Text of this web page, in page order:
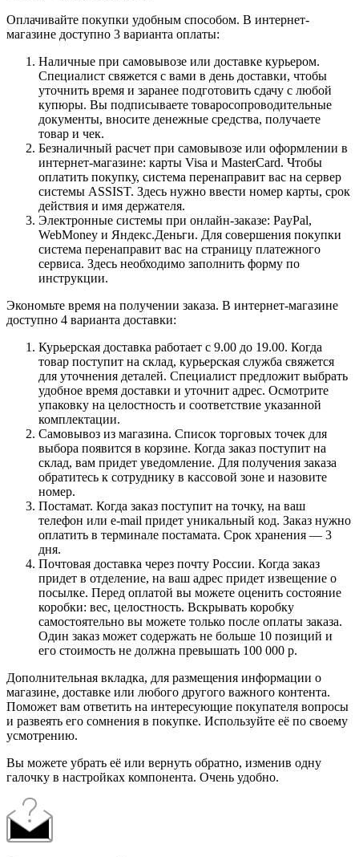
Оплачивайте покупки удобным способом. В интернет-
магазине доступно 3 варианта оплаты:
Наличные при самовывозе или доставке курьером.
Специалист свяжется с вами в день доставки, чтобы
уточнить время и заранее подготовить сдачу с любой
купюры. Вы подписываете товаросопроводительные
документы, вносите денежные средства, получаете
товар и чек.
Безналичный расчет при самовывозе или оформлении в
интернет-магазине: карты Visa и MasterCard. Чтобы
оплатить покупку, система перенаправит вас на сервер
системы ASSIST. Здесь нужно ввести номер карты, срок
действия и имя держателя.
Электронные системы при онлайн-заказе: PayPal,
WebMoney и Яндекс.Деньги. Для совершения покупки
система перенаправит вас на страницу платежного
сервиса. Здесь необходимо заполнить форму по
инструкции.
Экономьте время на получении заказа. В интернет-магазине
доступно 4 варианта доставки:
Курьерская доставка работает с 9.00 до 19.00. Когда
товар поступит на склад, курьерская служба свяжется
для уточнения деталей. Специалист предложит выбрать
удобное время доставки и уточнит адрес. Осмотрите
упаковку на целостность и соответствие указанной
комплектации.
Самовывоз из магазина. Список торговых точек для
выбора появится в корзине. Когда заказ поступит на
склад, вам придет уведомление. Для получения заказа
обратитесь к сотруднику в кассовой зоне и назовите
номер.
Постамат. Когда заказ поступит на точку, на ваш
телефон или e-mail придет уникальный код. Заказ нужно
оплатить в терминале постамата. Срок хранения — 3
дня.
Почтовая доставка через почту России. Когда заказ
придет в отделение, на ваш адрес придет извещение о
посылке. Перед оплатой вы можете оценить состояние
коробки: вес, целостность. Вскрывать коробку
самостоятельно вы можете только после оплаты заказа.
Один заказ может содержать не больше 10 позиций и
его стоимость не должна превышать 100 000 р.
Дополнительная вкладка, для размещения информации о
магазине, доставке или любого другого важного контента.
Поможет вам ответить на интересующие покупателя вопросы
и развеять его сомнения в покупке. Используйте её по своему
усмотрению.
Вы можете убрать её или вернуть обратно, изменив одну
галочку в настройках компонента. Очень удобно.